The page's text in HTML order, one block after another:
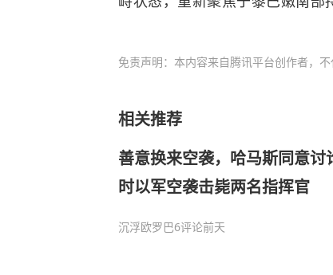
免责声明：本内容来自腾讯平台创作者，
相关推荐
善意换来空袭，哈马斯同意
时以军空袭击毙两名指挥官
沉浮欧罗巴6评论前天